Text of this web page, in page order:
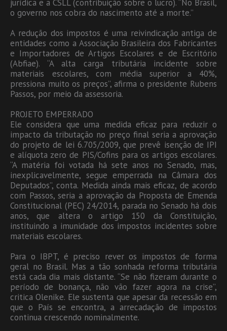
jurídica e a CSLL (contribuição sobre o lucro). “No Brasil,
o governo nos cobra do nascimento até a morte.”
A redução dos impostos é uma reivindicação antiga de
entidades como a Associação Brasileira dos Fabricantes
e Importadores de Artigos Escolares e de Escritório
(Abfiae). “A alta carga tributária incidente sobre
materiais escolares, com média superior a 40%,
pressiona muito os preços”, afirma o presidente Rubens
Passos, por meio da assessoria.
PROJETO EMPERRADO
Ele considera que uma medida eficaz para reduzir o
impacto da tributação no preço final seria a aprovação
do projeto de lei 6.705/2009, que prevê isenção de IPI
e alíquota zero de PIS/Cofins para os artigos escolares.
“A matéria foi votada há sete anos no Senado, mas,
inexplicavelmente, segue emperrada na Câmara dos
Deputados”, conta. Medida ainda mais eficaz, de acordo
com Passos, seria a aprovação da Proposta de Emenda
Constitucional (PEC) 24/2014, parada no Senado há dois
anos, que altera o artigo 150 da Constituição,
instituindo a imunidade dos impostos incidentes sobre
materiais escolares.
Para o IBPT, é preciso rever os impostos de forma
geral no Brasil. Mas a tão sonhada reforma tributária
está cada dia mais distante. “Se não fizeram durante o
período de bonança, não vão fazer agora na crise”,
critica Olenike. Ele sustenta que apesar da recessão em
que o País se encontra, a arrecadação de impostos
continua crescendo nominalmente.